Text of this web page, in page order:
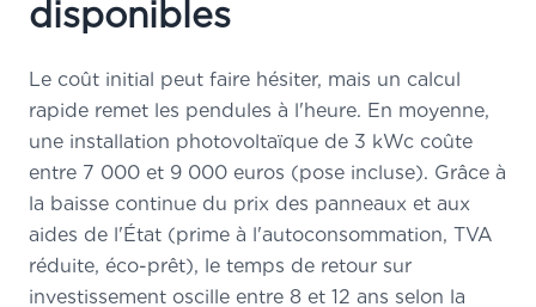
disponibles
Le coût initial peut faire hésiter, mais un calcul
rapide remet les pendules à l'heure. En moyenne,
une installation photovoltaïque de 3 kWc coûte
entre 7 000 et 9 000 euros (pose incluse). Grâce à
la baisse continue du prix des panneaux et aux
aides de l'État (prime à l'autoconsommation, TVA
réduite, éco-prêt), le temps de retour sur
investissement oscille entre 8 et 12 ans selon la